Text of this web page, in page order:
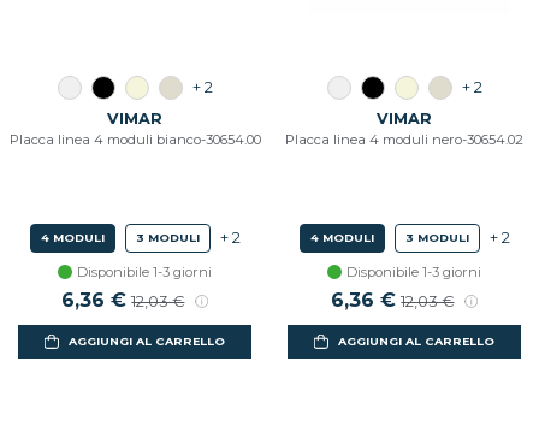
+ 2
VIMAR
Placca linea 4 moduli bianco-30654.00
4 MODULI 3 MODULI + 2
Disponibile 1-3 giorni
Prezzo scontato
6,36 € Prezzo di listino
12,03 €
AGGIUNGI AL CARRELLO
+ 2
VIMAR
Placca linea 4 moduli nero-30654.02
4 MODULI 3 MODULI + 2
Disponibile 1-3 giorni
Prezzo scontato
6,36 € Prezzo di listino
12,03 €
AGGIUNGI AL CARRELLO